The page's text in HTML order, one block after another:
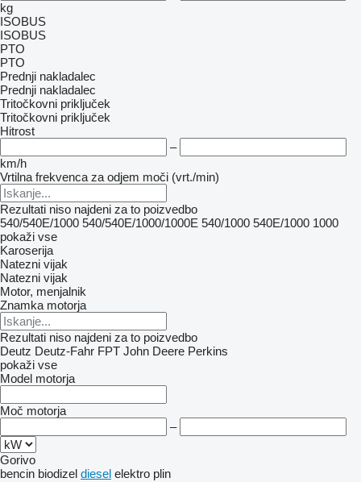
kg
ISOBUS
ISOBUS
PTO
PTO
Prednji nakladalec
Prednji nakladalec
Tritočkovni priključek
Tritočkovni priključek
Hitrost
–
km/h
Vrtilna frekvenca za odjem moči (vrt./min)
Rezultati niso najdeni za to poizvedbo
540/540E/1000 540/540E/1000/1000E 540/1000 540E/1000 1000
pokaži vse
Karoserija
Natezni vijak
Natezni vijak
Motor, menjalnik
Znamka motorja
Rezultati niso najdeni za to poizvedbo
Deutz Deutz-Fahr FPT John Deere Perkins
pokaži vse
Model motorja
Moč motorja
–
Gorivo
bencin biodizel diesel elektro plin